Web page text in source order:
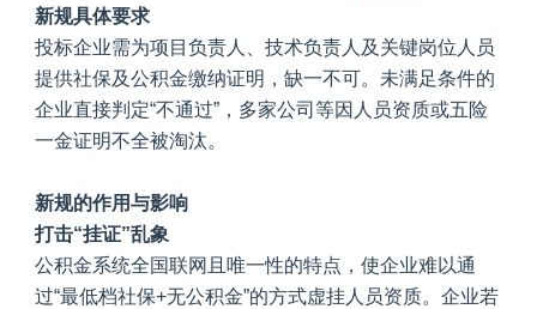
新规具体要求
投标企业需为项目负责人、技术负责人及关键岗位人员
提供社保及公积金缴纳证明，缺一不可。未满足条件的
企业直接判定“不通过”，多家公司等因人员资质或五险
一金证明不全被淘汰。
新规的作用与影响
打击“挂证”乱象
公积金系统全国联网且唯一性的特点，使企业难以通
过“最低档社保+无公积金”的方式虚挂人员资质。企业若